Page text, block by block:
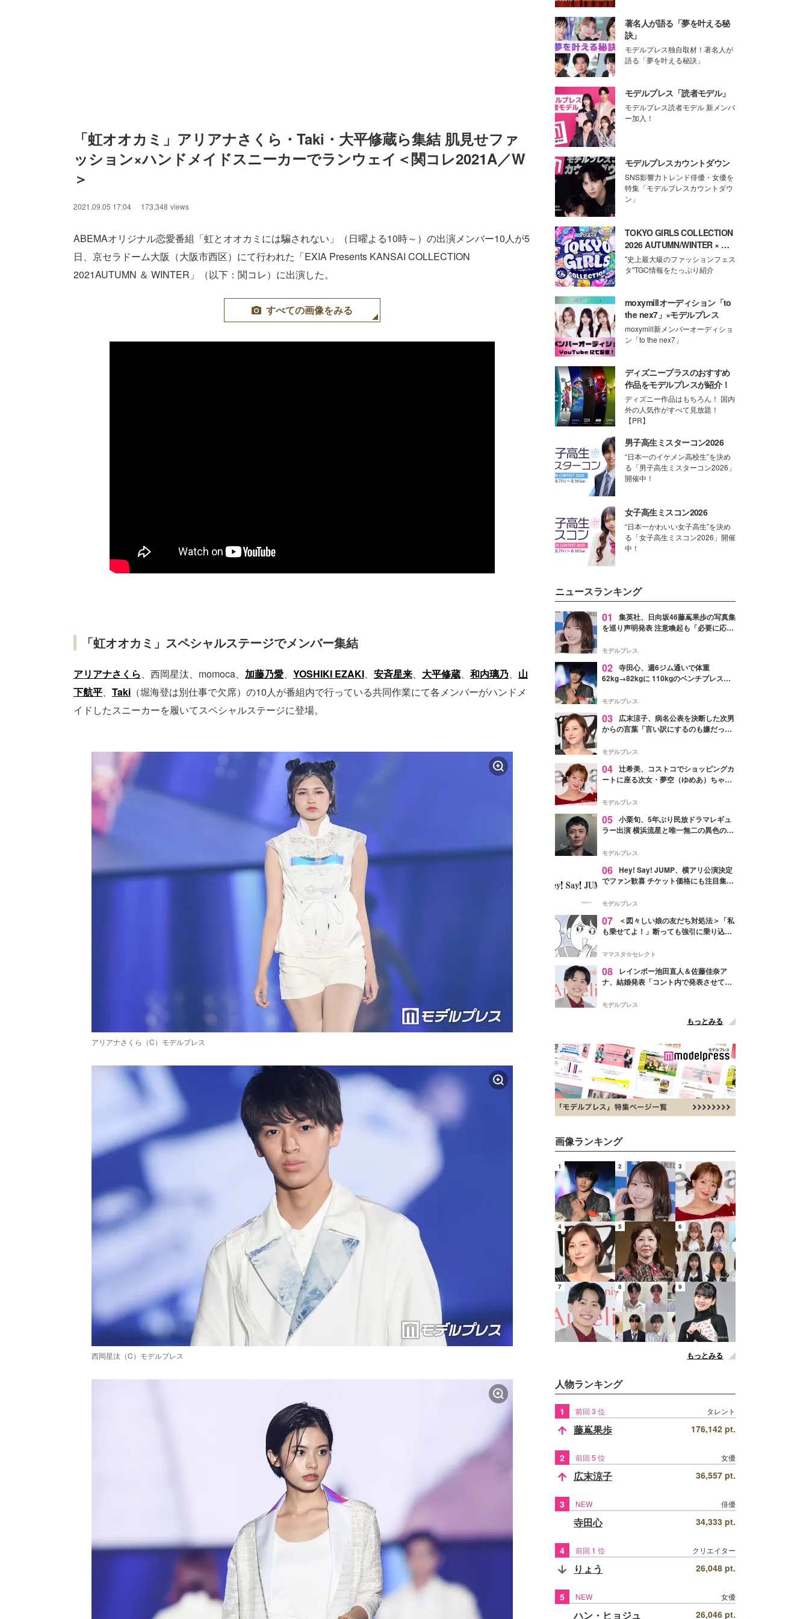
「虹オオカミ」アリアナさくら・Taki・大平修蔵ら集結 肌見せファ
ッション×ハンドメイドスニーカーでランウェイ＜関コレ2021A／W
＞
2021.09.05 17:04 173,348 views
ABEMAオリジナル恋愛番組「虹とオオカミには騙されない」（日曜よる10時～）の出演メンバー10人が5
日、京セラドーム大阪（大阪市西区）にて行われた「EXIA Presents KANSAI COLLECTION
2021AUTUMN ＆ WINTER」（以下：関コレ）に出演した。
すべての画像をみる
「虹オオカミ」スペシャルステージでメンバー集結
アリアナさくら、西岡星汰、momoca、 加藤乃愛、 YOSHIKI EZAKI、 安斉星来、 大平修蔵、 和内璃乃、 山
下航平、 Taki （堀海登は別仕事で欠席）の10人が番組内で行っている共同作業にて各メンバーがハンドメ
イドしたスニーカーを履いてスペシャルステージに登場。
アリアナさくら（C）モデルプレス
西岡星汰（C）モデルプレス
著名人が語る「夢を叶える秘
訣」
モデルプレス独自取材！著名人が
語る「夢を叶える秘訣」
モデルプレス「読者モデル」
モデルプレス読者モデル 新メンバ
ー加入！
モデルプレスカウントダウン
SNS影響力トレンド俳優・女優を
特集「モデルプレスカウントダウ
ン」
TOKYO GIRLS COLLECTION
2026 AUTUMN/WINTER × モ
デルプレス
"史上最大級のファッションフェス
タ"TGC情報をたっぷり紹介
moxymillオーディション「to
the nex7」×モデルプレス
moxymill新メンバーオーディショ
ン「to the nex7」
ディズニープラスのおすすめ
作品をモデルプレスが紹介！
ディズニー作品はもちろん！ 国内
外の人気作がすべて見放題！
【PR】
男子高生ミスターコン2026
“日本一のイケメン高校生”を決め
る「男子高生ミスターコン2026」
開催中！
女子高生ミスコン2026
“日本一かわいい女子高生”を決め
る「女子高生ミスコン2026」開催
中！
ニュースランキング
01
集英社、日向坂46藤嶌果歩の写真集
を巡り声明発表 注意喚起も「必要に応じ
モデルプレス
02 寺田心、週6ジム通いで体重
62kg→82kgに 110kgのベンチプレス持
「かっこいい」と反響
モデルプレス
03
広末涼子、病名公表を決断した次男
からの言葉「言い訳にするのも嫌だっ
モデルプレス
04 辻希美、コストコでショッピングカ
ートに座る次女・夢空（ゆめあ）ちゃん
ぎ」「成長を感じる」の声
モデルプレス
05 小栗旬、5年ぶり民放ドラマレギュ
ラー出演 横浜流星と唯一無二の異色のバ
モデルプレス
06 Hey! Say! JUMP、横アリ公演決定
でファン歓喜 チケット価格にも注目集ま
モデルプレス
07
＜図々しい娘の友だち対処法＞「私
も乗せてよ！」断っても強引に乗り込ん
ママスタ☆セレクト
08
レインボー池田直人＆佐藤佳奈ア
ナ、結婚発表「コント内で発表させてい
点変更のため
モデルプレス
もっとみる
画像ランキング
1 2 3
4 5 6
7 8 9
もっとみる
人物ランキング
1 前回 3 位 タレント
藤嶌果歩 176,142 pt.
2 前回 5 位 女優
広末涼子 36,557 pt.
3 NEW 俳優
寺田心 34,333 pt.
4 前回 1 位 クリエイター
りょう 26,048 pt.
5 NEW 女優
ハン・ヒョジュ 26,046 pt.